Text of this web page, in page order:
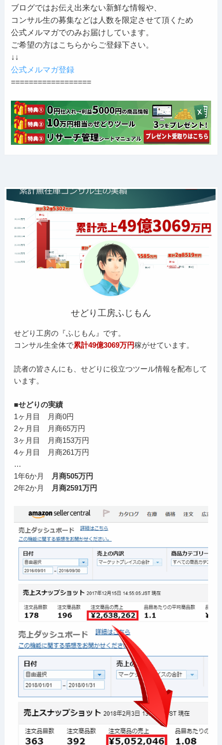
ブログではお伝え出来ない新鮮な情報や、
コンサル生の募集などは人数を限定させて頂くため
公式メルマガでのみお届けしています。
ご希望の方はこちらからご登録下さい。
↓↓
公式メルマガ登録
==================
せどり工房ふじもん
せどり工房の『ふじもん』です。
コンサル生全体で累計49億3069万円稼がせています。
読者の皆さんにも、せどりに役立つツール情報を配布して
います。
■せどりの実績
1ヶ月目 月商0円
2ヶ月目 月商65万円
3ヶ月目 月商153万円
4ヶ月目 月商261万円
…
1年6か月
月商505万円
2年2か月
月商2591万円